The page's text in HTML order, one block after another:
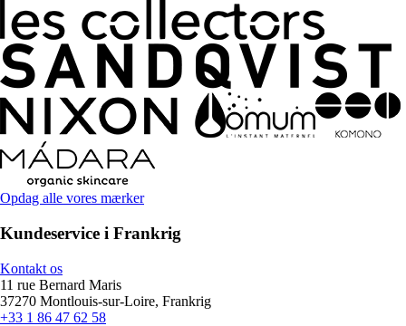
Opdag alle vores mærker
Kundeservice i Frankrig
Kontakt os
11 rue Bernard Maris
37270 Montlouis-sur-Loire, Frankrig
+33 1 86 47 62 58